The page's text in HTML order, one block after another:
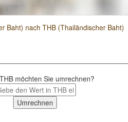
Baht) nach THB (Thailändischer Baht)
möchten Sie umrechnen?